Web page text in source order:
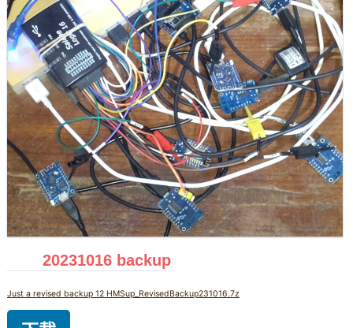
20231016 backup
Just a revised backup 12 HMSup_RevisedBackup231016.7z